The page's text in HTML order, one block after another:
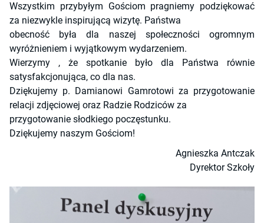
Wszystkim przybyłym Gościom pragniemy podziękować
za niezwykle inspirującą wizytę. Państwa
obecność była dla naszej społeczności ogromnym
wyróżnieniem i wyjątkowym wydarzeniem.
Wierzymy , że spotkanie było dla Państwa równie
satysfakcjonująca, co dla nas.
Dziękujemy p. Damianowi Gamrotowi za przygotowanie
relacji zdjęciowej oraz Radzie Rodziców za
przygotowanie słodkiego poczęstunku.
Dziękujemy naszym Gościom!
Agnieszka Antczak
Dyrektor Szkoły